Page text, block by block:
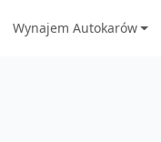
Wynajem Autokarów